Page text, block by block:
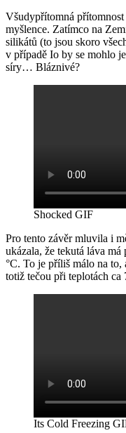
Všudypřítomná
myšlence. Zatímco na
silikátů (to jsou skoro
v případě Io by se mohlo
síry… Bláznivé?
Shocked GIF
Pro tento závěr mluvila i
ukázala, že tekutá láva
°C. To je příliš málo na
totiž tečou při teplotách
Its Cold Freezing